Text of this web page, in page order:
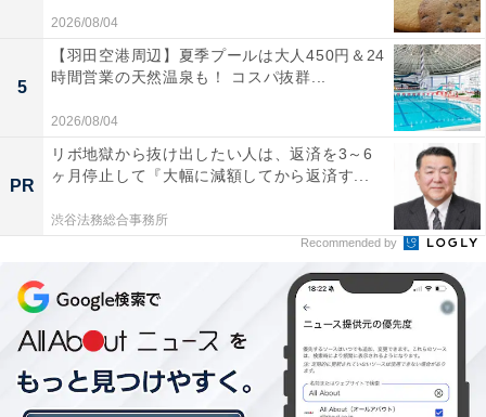
2026/08/04
5
【羽田空港周辺】夏季プールは大人450円＆24
時間営業の天然温泉も！ コスパ抜群...
2026/08/04
PR
リボ地獄から抜け出したい人は、返済を3～6
ヶ月停止して『大幅に減額してから返済す...
渋谷法務総合事務所
Recommended by